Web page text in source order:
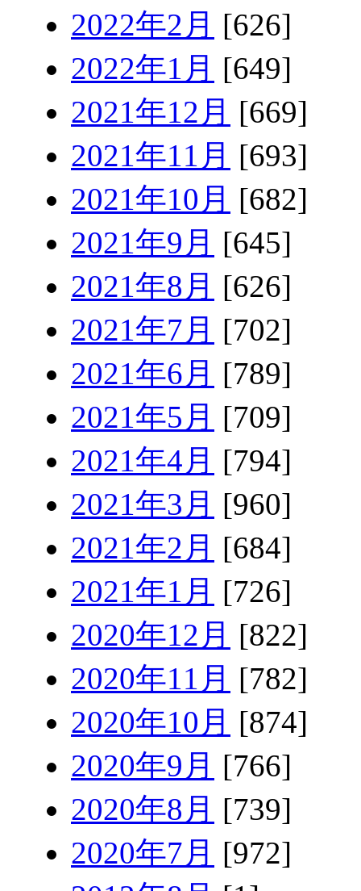
2022年2月 [626]
2022年1月 [649]
2021年12月 [669]
2021年11月 [693]
2021年10月 [682]
2021年9月 [645]
2021年8月 [626]
2021年7月 [702]
2021年6月 [789]
2021年5月 [709]
2021年4月 [794]
2021年3月 [960]
2021年2月 [684]
2021年1月 [726]
2020年12月 [822]
2020年11月 [782]
2020年10月 [874]
2020年9月 [766]
2020年8月 [739]
2020年7月 [972]